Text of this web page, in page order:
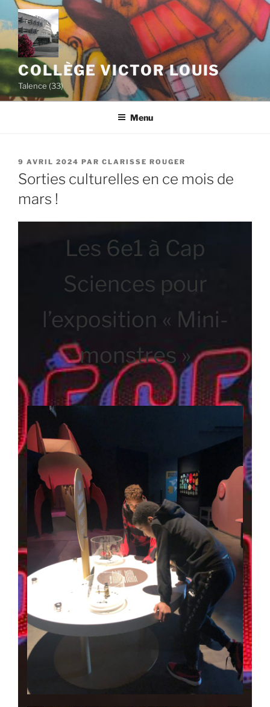
Aller
au
contenu
principal
COLLÈGE VICTOR LOUIS
Talence (33)
Menu
PUBLIÉ
LE
9 AVRIL 2024 PAR CLARISSE ROUGER
Sorties culturelles en ce mois de
mars !
Les 6e1 à Cap
Sciences pour
l’exposition « Mini-
monstres »